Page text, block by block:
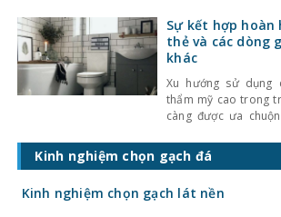
gạch ốp tường giả
thắc mắc của
chúng tôi xin
Sự kết hợp hoàn
thẻ và các dòng
khác
Xu hướng sử dụng
thẩm mỹ cao trong
càng được ưa
gỗ, gạch mosaic,
thành một trong
Kinh nghiệm chọn gạch đá
Kinh nghiệm chọn gạch lát nền